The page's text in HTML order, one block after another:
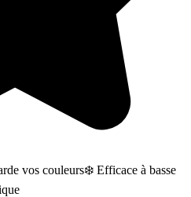
vos couleurs❄️ Efficace à basse